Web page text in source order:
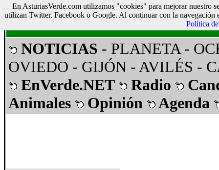
Asturias Verde
NOTICIAS - PLANETA -
OVIEDO - GIJÓN - AVILÉS -
EnVerde.NET
Radio
Animales
Opinión Agenda
En AsturiasVerde.com utilizamos "cookies" para mejorar nuestro
utilizan Twitter, Facebook o Google. Al continuar con la navegación
Política